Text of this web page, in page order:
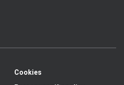
Cookies